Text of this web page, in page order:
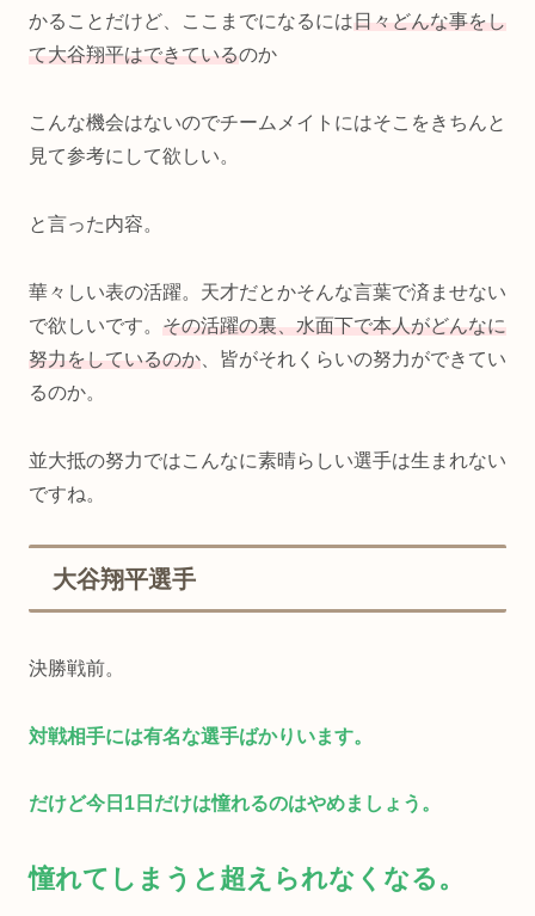
かることだけど、ここまでになるには日々どんな事をし
て大谷翔平はできているのか
こんな機会はないのでチームメイトにはそこをきちんと
見て参考にして欲しい。
と言った内容。
華々しい表の活躍。天才だとかそんな言葉で済ませない
で欲しいです。 その活躍の裏、水面下で本人がどんなに
努力をしているのか 、皆がそれくらいの努力ができてい
るのか。
並大抵の努力ではこんなに素晴らしい選手は生まれない
ですね。
大谷翔平選手
決勝戦前。
対戦相手には有名な選手ばかりいます。
だけど今日1日だけは憧れるのはやめましょう。
憧れてしまうと超えられなくなる。